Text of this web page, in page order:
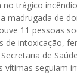
no trágico
madrugada de
11 pessoas
de intoxicação,
de
vítimas seguiam